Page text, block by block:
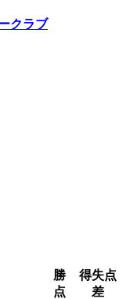
クラブ
勝
点
得失点
差